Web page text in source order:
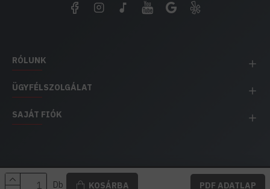
Db KOSÁRBA PDF ADATLAP
RÓLUNK
ÜGYFÉLSZOLGÁLAT
SAJÁT FIÓK
EH IMPEX / Copyright © 1991-2025 Energia Háza